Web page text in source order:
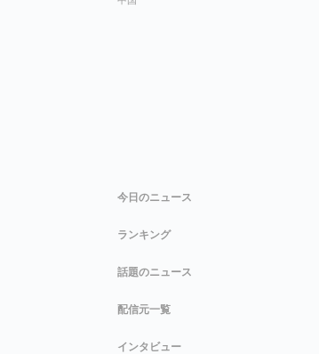
今日のニュース
ランキング
話題のニュース
配信元一覧
インタビュー